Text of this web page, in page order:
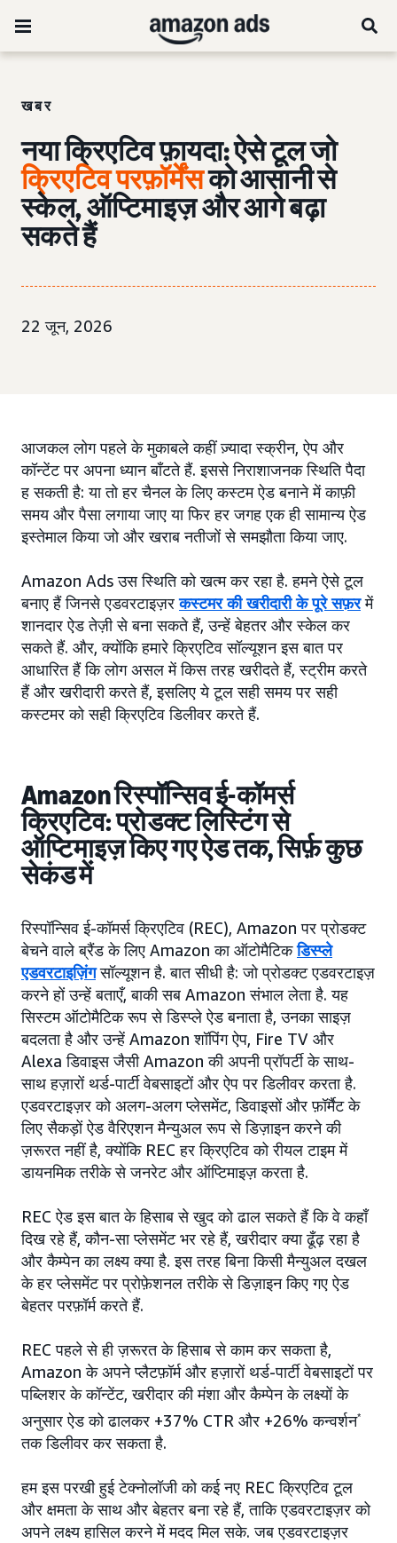
खबर
नया क्रिएटिव फ़ायदा: ऐसे टूल जो
क्रिएटिव परफ़ॉर्मेंसको आसानी से
स्केल, ऑप्टिमाइज़ और आगे बढ़ा
सकते हैं
22 जून, 2026
आजकल लोग पहले के मुकाबले कहीं ज़्यादा स्क्रीन, ऐप और
कॉन्टेंट पर अपना ध्यान बाँटते हैं. इससे निराशाजनक स्थिति पैदा
ह सकती है: या तो हर चैनल के लिए कस्टम ऐड बनाने में काफ़ी
समय और पैसा लगाया जाए या फिर हर जगह एक ही सामान्य ऐड
इस्तेमाल किया जाे और खराब नतीजों से समझौता किया जाए.
Amazon Ads उस स्थिति को खत्म कर रहा है. हमने ऐसे टूल
बनाए हैं जिनसे एडवरटाइज़रकस्टमर की खरीदारी के पूरे सफ़रमें
शानदार ऐड तेज़ी से बना सकते हैं, उन्हें बेहतर और स्केल कर
सकते हैं. और, क्योंकि हमारे क्रिएटिव सॉल्यूशन इस बात पर
आधारित हैं कि लोग असल में किस तरह खरीदते हैं, स्ट्रीम करते
हैं और खरीदारी करते हैं, इसलिए ये टूल सही समय पर सही
कस्टमर को सही क्रिएटिव डिलीवर करते हैं.
Amazon रिस्पॉन्सिव ई-कॉमर्स
क्रिएटिव: प्रोडक्ट लिस्टिंग से
ऑप्टिमाइज़ किए गए ऐड तक, सिर्फ़ कुछ
सेकंड में
रिस्पॉन्सिव ई-कॉमर्स क्रिएटिव (REC), Amazon पर प्रोडक्ट
बेचने वाले ब्रैंड के लिए Amazon का ऑटोमैटिकडिस्प्ले
एडवरटाइज़िंगसॉल्यूशन है. बात सीधी है: जो प्रोडक्ट एडवरटाइज़
करने हों उन्हें बताएँ, बाकी सब Amazon संभाल लेता है. यह
सिस्टम ऑटोमैटिक रूप से डिस्प्ले ऐड बनाता है, उनका साइज़
बदलता है और उन्हें Amazon शॉपिंग ऐप, Fire TV और
Alexa डिवाइस जैसी Amazon की अपनी प्रॉपर्टी के साथ-
साथ हज़ारों थर्ड-पार्टी वेबसाइटों और ऐप पर डिलीवर करता है.
एडवरटाइज़र को अलग-अलग प्लेसमेंट, डिवाइसों और फ़ॉर्मैट के
लिए सैकड़ों ऐड वैरिएशन मैन्युअल रूप से डिज़ाइन करने की
ज़रूरत नहीं है, क्योंकि REC हर क्रिएटिव को रीयल टाइम में
डायनमिक तरीके से जनरेट और ऑप्टिमाइज़ करता है.
REC ऐड इस बात के हिसाब से खुद को ढाल सकते हैं कि वे कहाँ
दिख रहे हैं, कौन-सा प्लेसमेंट भर रहे हैं, खरीदार क्या ढूँढ़ रहा है
और कैम्पेन का लक्ष्य क्या है. इस तरह बिना किसी मैन्युअल दखल
के हर प्लेसमेंट पर प्रोफ़ेशनल तरीके से डिज़ाइन किए गए ऐड
बेहतर परफ़ॉर्म करते हैं.
REC पहले से ही ज़रूरत के हिसाब से काम कर सकता है,
Amazon के अपने प्लैटफ़ॉर्म और हज़ारों थर्ड-पार्टी वेबसाइटों पर
पब्लिशर के कॉन्टेंट, खरीदार की मंशा और कैम्पेन के लक्ष्यों के
अनुसार ऐड को ढालकर +37% CTR और +26% कन्वर्शन*
तक डिलीवर कर सकता है.
हम इस परखी हुई टेक्नोलॉजी को कई नए REC क्रिएटिव टूल
और क्षमता के साथ और बेहतर बना रहे हैं, ताकि एडवरटाइज़र को
अपने लक्ष्य हासिल करने में मदद मिल सके. जब एडवरटाइज़र